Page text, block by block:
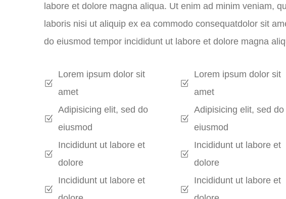
labore et dolore magna aliqua. Ut enim ad minim veniam,
laboris nisi ut aliquip ex ea commodo consequatdolor sit
do eiusmod tempor incididunt ut labore et dolore magna
Lorem ipsum dolor sit
amet
Adipisicing elit, sed do
eiusmod
Incididunt ut labore et
dolore
Incididunt ut labore et
Lorem ipsum dolor sit
amet
Adipisicing elit, sed do
eiusmod
Incididunt ut labore et
dolore
Incididunt ut labore et